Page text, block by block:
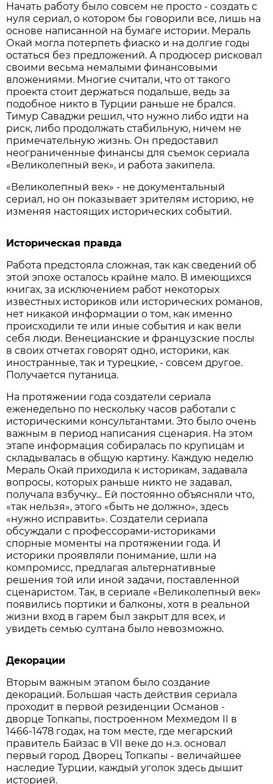
Начать работу было совсем не просто - создать с
нуля сериал, о котором бы говорили все, лишь на
основе написанной на бумаге истории. Мераль
Окай могла потерпеть фиаско и на долгие годы
остаться без предложений. А продюсер рисковал
своими весьма немалыми финансовыми
вложениями. Многие считали, что от такого
проекта стоит держаться подальше, ведь за
подобное никто в Турции раньше не брался.
Тимур Саваджи решил, что нужно либо идти на
риск, либо продолжать стабильную, ничем не
примечательную жизнь. Он предоставил
неограниченные финансы для съемок сериала
«Великолепный век», и работа закипела.
«Великолепный век» - не документальный
сериал, но он показывает зрителям историю, не
изменяя настоящих исторических событий.
Историческая правда
Работа предстояла сложная, так как сведений об
этой эпохе осталось крайне мало. В имеющихся
книгах, за исключением работ некоторых
известных историков или исторических романов,
нет никакой информации о том, как именно
происходили те или иные события и как вели
себя люди. Венецианские и французские послы
в своих отчетах говорят одно, историки, как
иностранные, так и турецкие, - совсем другое.
Получается путаница.
На протяжении года создатели сериала
еженедельно по нескольку часов работали с
историческими консультантами. Это было очень
важным в период написания сценария. На этом
этапе информация собиралась по крупицам и
складывалась в общую картину. Каждую неделю
Мераль Окай приходила к историкам, задавала
вопросы, которых раньше никто не задавал,
получала взбучку... Ей постоянно объясняли что,
«так нельзя», этого «быть не должно», здесь
«нужно исправить». Создатели сериала
обсуждали с профессорами-историками
спорные моменты на протяжении года. И
историки проявляли понимание, шли на
компромисс, предлагая альтернативные
решения той или иной задачи, поставленной
сценаристом. Так, в сериале «Великолепный век»
появились портики и балконы, хотя в реальной
жизни вход в гарем был закрыт для всех, и
увидеть семью султана было невозможно.
Декорации
Вторым важным этапом было создание
декораций. Большая часть действия сериала
проходит в первой резиденции Османов -
дворце Топкапы, построенном Мехмедом II в
1466-1478 годах, на том месте, где мегарский
правитель Байзас в VII веке до н.э. основал
первый город. Дворец Топкапы - величайшее
наследие Турции, каждый уголок здесь дышит
историей.